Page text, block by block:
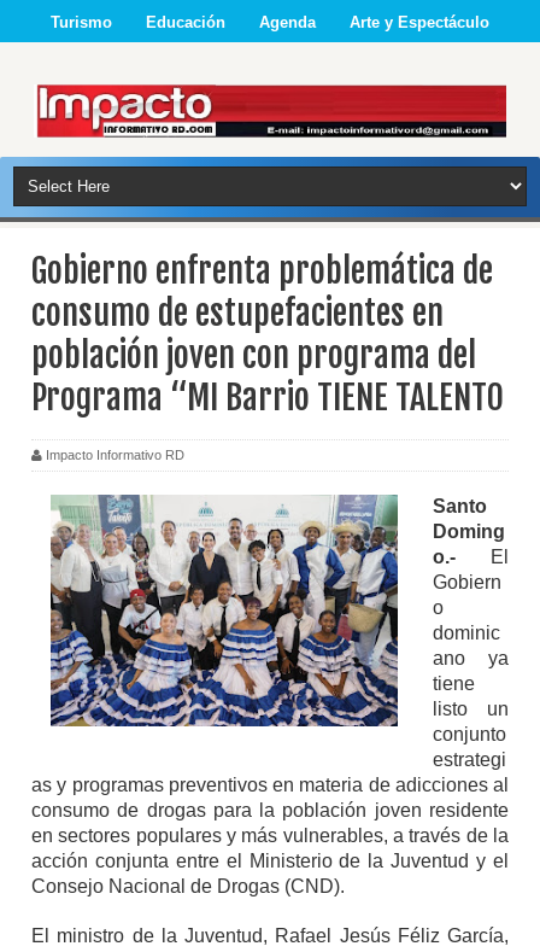
Turismo Educación Agenda Arte y Espectáculo
Gobierno enfrenta problemática de
consumo de estupefacientes en
población joven con programa del
Programa “MI Barrio TIENE TALENTO
Impacto Informativo RD
Santo
Doming
o.-
El
Gobiern
o
dominic
ano ya
tiene
listo un
conjunto
estrategi
as y programas preventivos en materia de adicciones al
consumo de drogas para la población joven residente
en sectores populares y más vulnerables, a través de la
acción conjunta entre el Ministerio de la Juventud y el
Consejo Nacional de Drogas (CND).
El ministro de la Juventud, Rafael Jesús Féliz García,